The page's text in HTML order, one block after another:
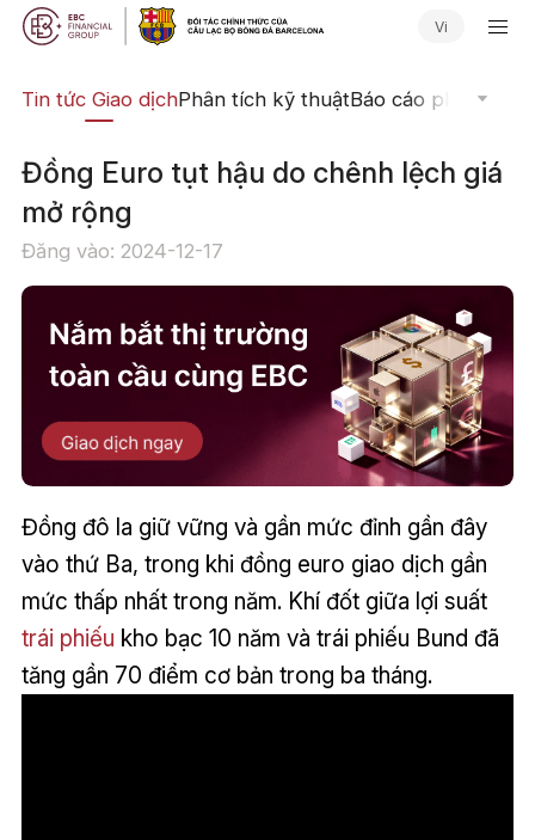
Vi
Tin tức Giao dịchPhân tích kỹ thuậtBáo cáo phân tích
Đồng Euro tụt hậu do chênh lệch giá
mở rộng
Đăng vào: 2024-12-17
Đồng đô la giữ vững và gần mức đỉnh gần đây
vào thứ Ba, trong khi đồng euro giao dịch gần
mức thấp nhất trong năm. Khí đốt giữa lợi suất
trái phiếu kho bạc 10 năm và trái phiếu Bund đã
tăng gần 70 điểm cơ bản trong ba tháng.